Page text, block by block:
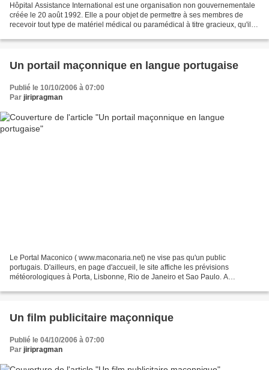
Hôpital Assistance International est une organisation non gouvernementale
créée le 20 août 1992. Elle a pour objet de permettre à ses membres de
recevoir tout type de matériel médical ou paramédical à titre gracieux, qu'il
Un portail maçonnique en langue portugaise
Publié le 10/10/2006 à 07:00
Par jiripragman
Le Portal Maconico ( www.maconaria.net) ne vise pas qu'un public
portugais. D'ailleurs, en page d'accueil, le site affiche les prévisions
météorologiques à Porta, Lisbonne, Rio de Janeiro et Sao Paulo. A
Un film publicitaire maçonnique
Publié le 04/10/2006 à 07:00
Par jiripragman